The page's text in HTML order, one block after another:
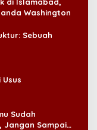
Washington
Sebuah
Sudah
Jangan Sampai